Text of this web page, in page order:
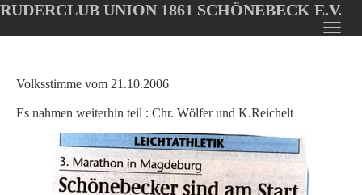
Oops, an error occurred! Code: 20260806101400436b1892
main
RUDERCLUB UNION 1861 SCHÖNEBECK E.V.
Volksstimme vom 21.10.2006
Es nahmen weiterhin teil : Chr. Wölfer und K.Reichelt